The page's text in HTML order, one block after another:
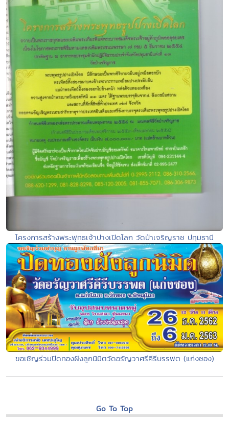
โครงการสร้างพระพุทธเจ้าปางเปิดโลก วัดป่าเจริญราช ปทุมธานี
ขอเชิญร่วมปิดทองฝังลูกนิมิตวัดอรัญวาศรีคีรีบรรพต (แก่งซอง)
Go To Top